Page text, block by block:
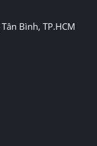
Bình, TP.HCM